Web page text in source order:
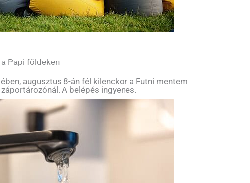
Papi földeken
augusztus 8-án fél kilenckor a Futni mentem
A belépés ingyenes.